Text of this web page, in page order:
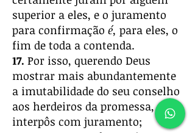
superior a eles, e o juramento
para confirmação é, para eles, o
fim de toda a contenda.
17. Por isso, querendo Deus
mostrar mais abundantemente
a imutabilidade do seu conselho
aos herdeiros da promessa, se
interpôs com juramento;